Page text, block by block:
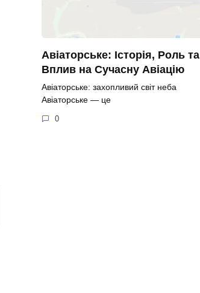
Авіаторське: Історія, Роль та
Вплив на Сучасну Авіацію
Авіаторське: захопливий світ неба
Авіаторське — це
0